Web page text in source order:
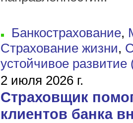
Банкострахование,
Страхование жизни,
устойчивое развитие
2 июля 2026 г.
Страховщик
клиентов банка